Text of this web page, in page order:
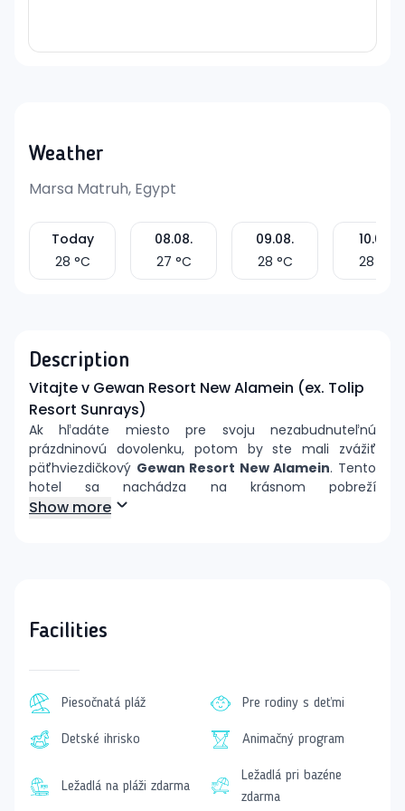
Weather
Marsa Matruh, Egypt
Today
28 °C
08.08.
27 °C
09.08.
28 °C
10.08.
28
Description
Vitajte v Gewan Resort New Alamein (ex. Tolip
Resort Sunrays)
Ak hľadáte miesto pre svoju nezabudnuteľnú
prázdninovú dovolenku, potom by ste mali zvážiť
päťhviezdičkový Gewan Resort New Alamein. Tento
hotel sa nachádza na krásnom pobreží
Stredozemného mora, priamo na úchvatnej bielej
Hotel tiež ponúka širokú škálu služieb a
aktívni, sú k dispozícii tenisové kurty, futbalové ihriská
a plne vybavená telocvična. Rodiny s deťmi určite
ocenia vodný park, ktorý obsahuje až 10 šmykľaviek
pre dospelých a 12 pre deti, čo zabezpečuje veľa
zábavy pre všetkých.
Na druhej strane, pre tých, ktorí si chcú oddýchnuť,
hotel ponúka nádherné bazény a priestrannú pláž s
Show more
Facilities
Piesočnatá pláž Pre rodiny s deťmi
Detské ihrisko Animačný program
Ležadlá na pláži zdarma
Ležadlá pri bazéne
zdarma